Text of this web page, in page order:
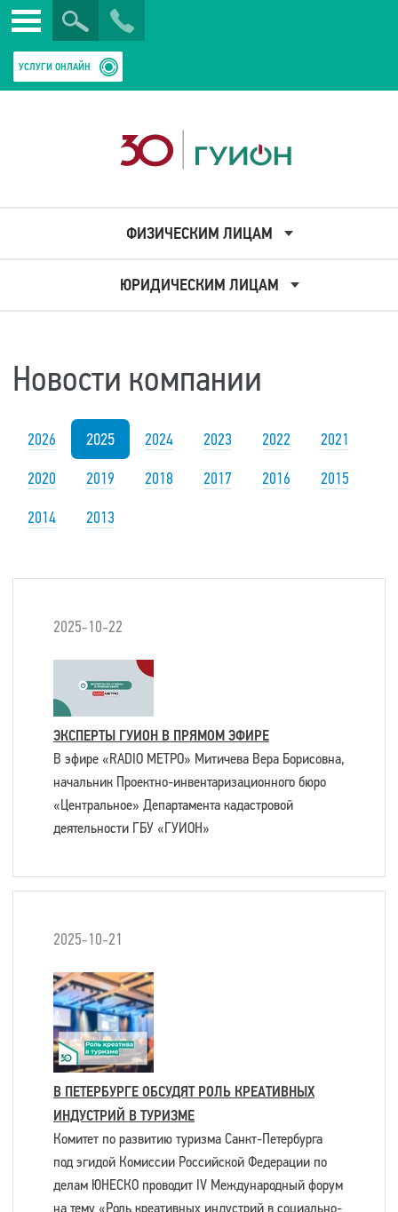
Закрыть
Искать
УСЛУГИ ОНЛАЙН
ФИЗИЧЕСКИМ ЛИЦАМ
ЮРИДИЧЕСКИМ ЛИЦАМ
Новости компании
2026 2025 2024 2023 2022
2021
2020
2019 2018 2017 2016
2015
2014
2013
2025-10-22
ЭКСПЕРТЫ ГУИОН В ПРЯМОМ ЭФИРЕ
В эфире «RADIO МЕТРО» Митичева Вера Борисовна,
начальник Проектно-инвентаризационного бюро
«Центральное» Департамента кадастровой
деятельности ГБУ «ГУИОН»
2025-10-21
В ПЕТЕРБУРГЕ ОБСУДЯТ РОЛЬ КРЕАТИВНЫХ
ИНДУСТРИЙ В ТУРИЗМЕ
Комитет по развитию туризма Санкт-Петербурга
под эгидой Комиссии Российской Федерации по
делам ЮНЕСКО проводит IV Международный форум
на тему «Роль креативных индустрий в социально-